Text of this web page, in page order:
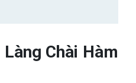
Chài Hàm